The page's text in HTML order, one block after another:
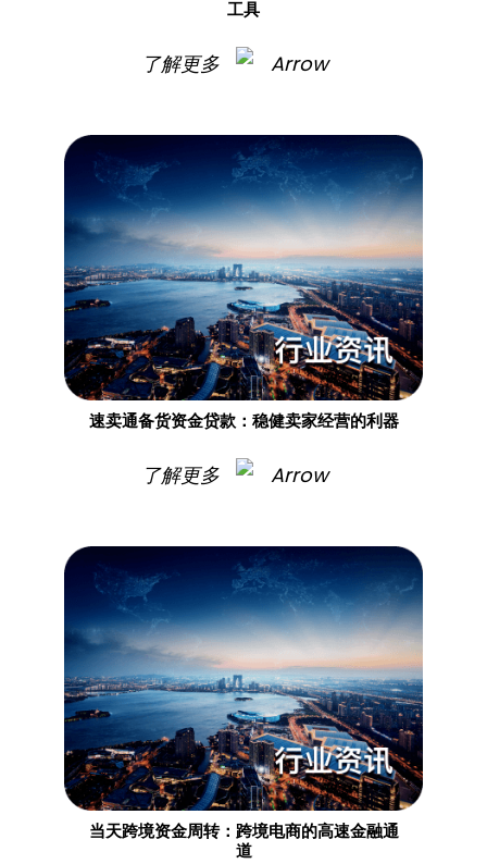
工具
了解更多
速卖通备货资金贷款：稳健卖家经营的利器
了解更多
当天跨境资金周转：跨境电商的高速金融通
道